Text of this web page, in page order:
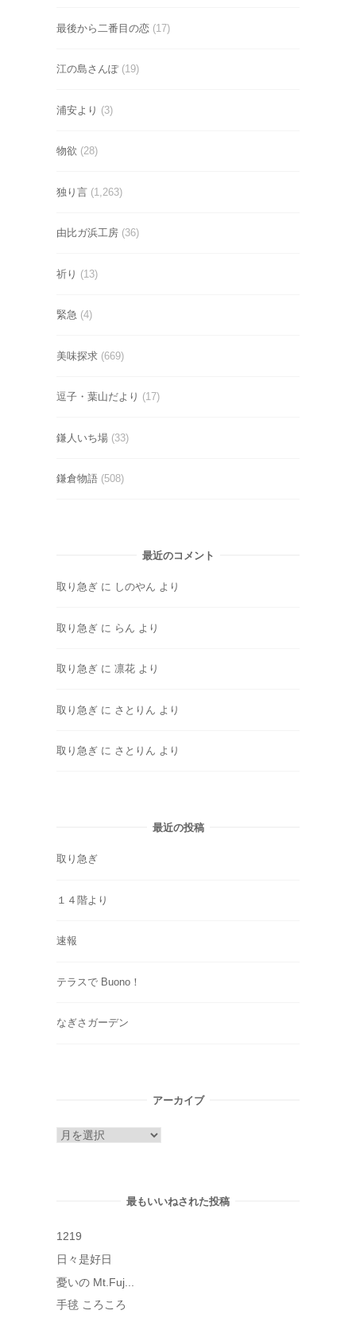
最後から二番目の恋 (17)
江の島さんぽ(19)
浦安より (3)
物欲 (28)
独り言 (1,263)
由比ガ浜工房 (36)
祈り (13)
緊急 (4)
美味探求 (669)
逗子・葉山だより (17)
鎌人いち場 (33)
鎌倉物語 (508)
最近のコメント
取り急ぎ に しのやん より
取り急ぎ に らん より
取り急ぎ に 凛花 より
取り急ぎ に さとりん より
取り急ぎ に さとりん より
最近の投稿
取り急ぎ
１４階より
速報
テラスで Buono！
なぎさガーデン
アーカイブ
ア
最もいいねされた投稿
1219
日々是好日
憂いの Mt.Fuj...
手毬 ころころ